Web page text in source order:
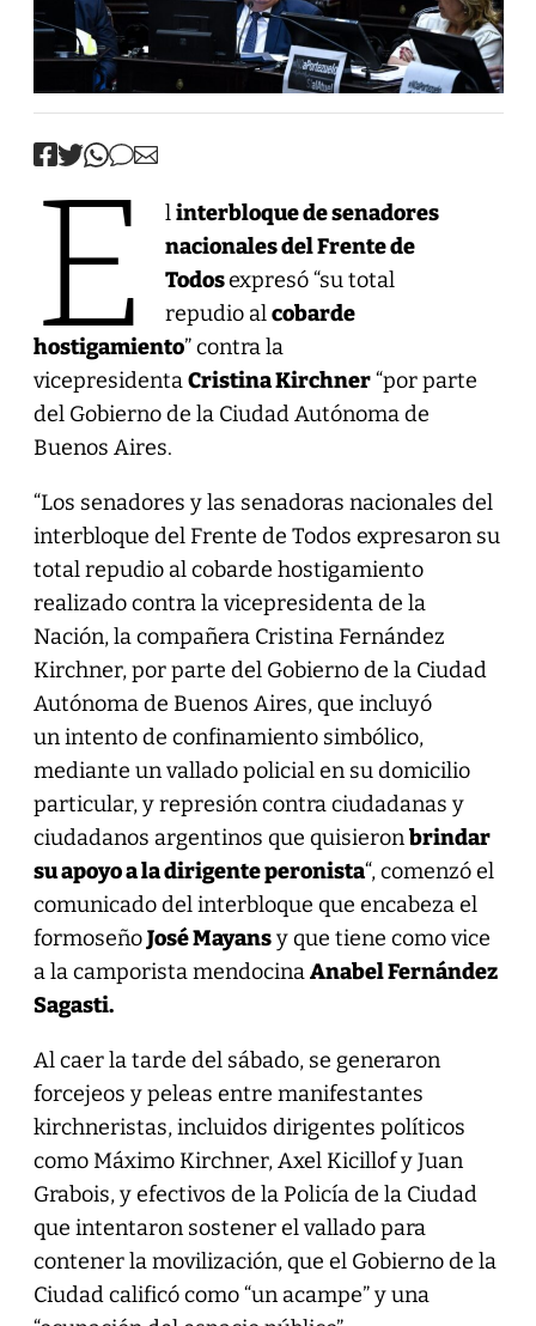
E linterbloque de senadores
nacionales del Frente de
Todosexpresó “su total
repudio alcobarde
hostigamiento” contra la
vicepresidentaCristina Kirchner“por parte
del Gobierno de la Ciudad Autónoma de
Buenos Aires.
“Los senadores y las senadoras nacionales del
interbloque del Frente de Todos expresaron su
total repudio al cobarde hostigamiento
realizado contra la vicepresidenta de la
Nación, la compañera Cristina Fernández
Kirchner, por parte del Gobierno de la Ciudad
Autónoma de Buenos Aires, que incluyó
un intento de confinamiento simbólico,
mediante un vallado policial en su domicilio
particular, y represión contra ciudadanas y
ciudadanos argentinos que quisieronbrindar
su apoyo a la dirigente peronista“, comenzó el
comunicado del interbloque que encabeza el
formoseñoJosé Mayansy que tiene como vice
a la camporista mendocinaAnabel Fernández
Sagasti.
Al caer la tarde del sábado, se generaron
forcejeos y peleas entre manifestantes
kirchneristas, incluidos dirigentes políticos
como Máximo Kirchner, Axel Kicillof y Juan
Grabois, y efectivos de la Policía de la Ciudad
que intentaron sostener el vallado para
contener la movilización, que el Gobierno de la
Ciudad calificó como “un acampe” y una